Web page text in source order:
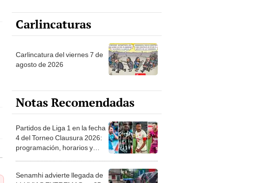
Carlincaturas
Carlincatura del viernes 7 de
agosto de 2026
Notas Recomendadas
Partidos de Liga 1 en la fecha
4 del Torneo Clausura 2026:
programación, horarios y
Senamhi advierte llegada de